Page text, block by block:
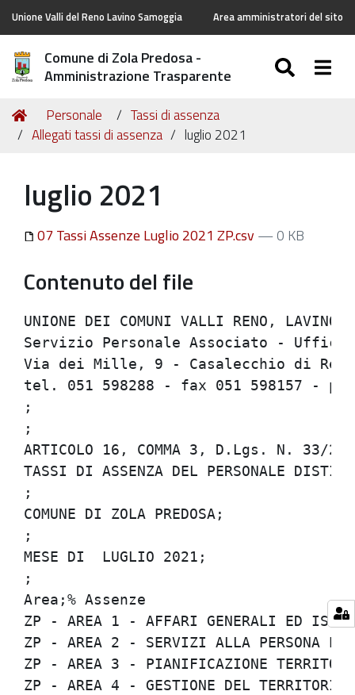
Unione Valli del Reno Lavino Samoggia Area amministratori del sito
Comune di Zola Predosa -
Amministrazione Trasparente
Tu
sei
Home
Personale
Tassi di assenza
Allegati tassi di assenza
luglio 2021
luglio 2021
07 Tassi Assenze Luglio 2021 ZP.csv — 0 KB
Contenuto del file
UNIONE DEI COMUNI VALLI RENO, LAVINO
Servizio Personale Associato -
Via dei Mille, 9 - Casalecchio di
tel. 051 598288 - fax 051 598157 -
;
;
ARTICOLO 16, COMMA 3, D.Lgs. N. 33/
TASSI DI ASSENZA DEL PERSONALE
;
COMUNE DI ZOLA PREDOSA;
;
MESE DI  LUGLIO 2021;
;
Area;% Assenze
ZP - AREA 1 - AFFARI GENERALI ED
ZP - AREA 2 - SERVIZI ALLA PERSONA E
ZP - AREA 3 - PIANIFICAZIONE
ZP - AREA 4 - GESTIONE DEL